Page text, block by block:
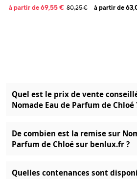
à partir de69,55€ 80,25€
à partir de
Quel est le prix de vente
Nomade Eau de Parfum de Chloé
De combien est la remise sur
Parfum de Chloé sur benlux.fr ?
Quelles contenances sont